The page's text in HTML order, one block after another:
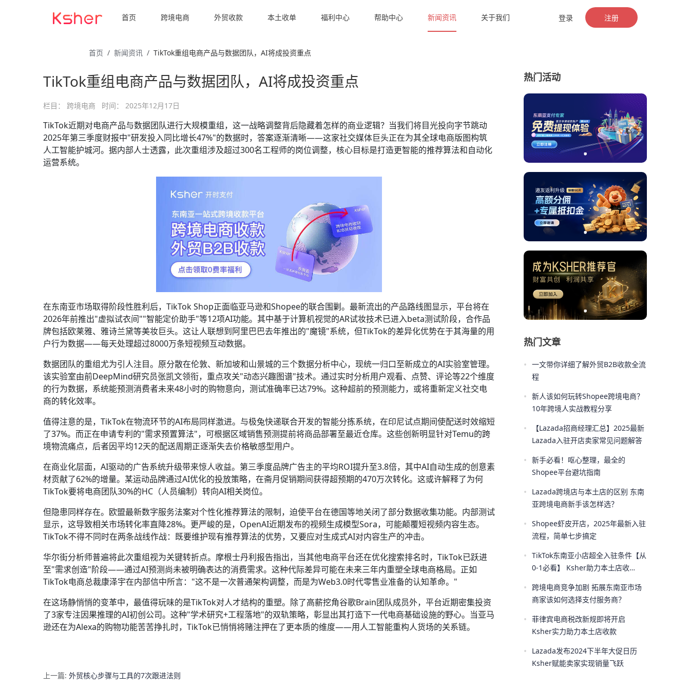
首页 跨境电商 外贸收款 本土收单 福利中心 帮助中心 新闻资讯 关于我们 登录 注册
首页 新闻资讯 TikTok重组电商产品与数据团队，AI将成投资重点
TikTok重组电商产品与数据团队，AI将成投资重点
栏目： 跨境电商 时间： 2025年12月17日
TikTok近期对电商产品与数据团队进行大规模重组，这一战略调整背后隐藏着怎样的商业逻辑？当我们将目光投向字节跳动
2025年第三季度财报中"研发投入同比增长47%"的数据时，答案逐渐清晰——这家社交媒体巨头正在为其全球电商版图构筑
人工智能护城河。据内部人士透露，此次重组涉及超过300名工程师的岗位调整，核心目标是打造更智能的推荐算法和自动化
运营系统。
在东南亚市场取得阶段性胜利后，TikTok Shop正面临亚马逊和Shopee的联合围剿。最新流出的产品路线图显示，平台将在
2026年前推出"虚拟试衣间""智能定价助手"等12项AI功能。其中基于计算机视觉的AR试妆技术已进入beta测试阶段，合作品
牌包括欧莱雅、雅诗兰黛等美妆巨头。这让人联想到阿里巴巴去年推出的"魔镜"系统，但TikTok的差异化优势在于其海量的用
户行为数据——每天处理超过8000万条短视频互动数据。
数据团队的重组尤为引人注目。原分散在伦敦、新加坡和山景城的三个数据分析中心，现统一归口至新成立的AI实验室管理。
该实验室由前DeepMind研究员张凯文领衔，重点攻关"动态兴趣图谱"技术。通过实时分析用户观看、点赞、评论等22个维度
的行为数据，系统能预测消费者未来48小时的购物意向，测试准确率已达79%。这种超前的预测能力，或将重新定义社交电
商的转化效率。
值得注意的是，TikTok在物流环节的AI布局同样激进。与极兔快递联合开发的智能分拣系统，在印尼试点期间使配送时效缩短
了37%。而正在申请专利的"需求预置算法"，可根据区域销售预测提前将商品部署至最近仓库。这些创新明显针对Temu的跨
境物流痛点，后者因平均12天的配送周期正逐渐失去价格敏感型用户。
在商业化层面，AI驱动的广告系统升级带来惊人收益。第三季度品牌广告主的平均ROI提升至3.8倍，其中AI自动生成的创意素
材贡献了62%的增量。某运动品牌通过AI优化的投放策略，在斋月促销期间获得超预期的470万次转化。这或许解释了为何
TikTok要将电商团队30%的HC（人员编制）转向AI相关岗位。
但隐患同样存在。欧盟最新数字服务法案对个性化推荐算法的限制，迫使平台在德国等地关闭了部分数据收集功能。内部测试
显示，这导致相关市场转化率直降28%。更严峻的是，OpenAI近期发布的视频生成模型Sora，可能颠覆短视频内容生态。
TikTok不得不同时在两条战线作战：既要维护现有推荐算法的优势，又要应对生成式AI对内容生产的冲击。
华尔街分析师普遍将此次重组视为关键转折点。摩根士丹利报告指出，当其他电商平台还在优化搜索排名时，TikTok已跃进
至"需求创造"阶段——通过AI预测尚未被明确表达的消费需求。这种代际差异可能在未来三年内重塑全球电商格局。正如
TikTok电商总裁康泽宇在内部信中所言："这不是一次普通架构调整，而是为Web3.0时代零售业准备的认知革命。"
在这场静悄悄的变革中，最值得玩味的是TikTok对人才结构的重塑。除了高薪挖角谷歌Brain团队成员外，平台近期密集投资
了3家专注因果推理的AI初创公司。这种"学术研究+工程落地"的双轨策略，彰显出其打造下一代电商基础设施的野心。当亚马
逊还在为Alexa的购物功能苦苦挣扎时，TikTok已悄悄将赌注押在了更本质的维度——用人工智能重构人货场的关系链。
上一篇: 外贸核心步骤与工具的7次跟进法则
热门活动
热门文章
• 一文带你详细了解外贸B2B收款全流
程
• 新人该如何玩转Shopee跨境电商？
10年跨境人实战教程分享
•
【Lazada招商经理汇总】2025最新
Lazada入驻开店卖家常见问题解答
• 新手必看！呕心整理，最全的
Shopee平台避坑指南
•
Lazada跨境店与本土店的区别 东南
亚跨境电商新手该怎样选？
• Shopee虾皮开店，2025年最新入驻
流程，简单七步搞定
• TikTok东南亚小店超全入驻条件【从
0-1必看】 Ksher助力本土店收
•
跨境电商竞争加剧 拓展东南亚市场
商家该如何选择支付服务商？
• 菲律宾电商税改新规即将开启
Ksher实力助力本土店收款
•
Lazada发布2024下半年大促日历
Ksher赋能卖家实现销量飞跃